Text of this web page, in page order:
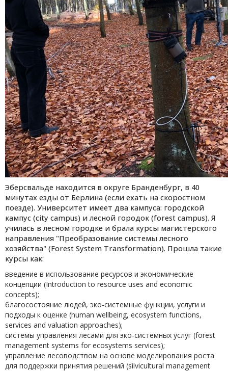
Эберсвальде находится в округе Бранденбург, в 40
минутах езды от Берлина (если ехать на скоростном
поезде). Университет имеет два кампуса: городской
кампус (city campus) и лесной городок (forest campus). Я
училась в лесном городке и брала курсы магистерского
направления "Преобразование системы лесного
хозяйства" (Forest System Transformation). Прошла такие
курсы как:
введение в использование ресурсов и экономические
концепции (Introduction to resource uses and economic
concepts);
благосостояние людей, эко-системные функции, услуги и
подходы к оценке (human wellbeing, ecosystem functions,
services and valuation approaches);
системы управления лесами для эко-системных услуг (forest
management systems for ecosystems services);
управление лесоводством на основе моделирования роста
для поддержки принятия решений (silvicultural management